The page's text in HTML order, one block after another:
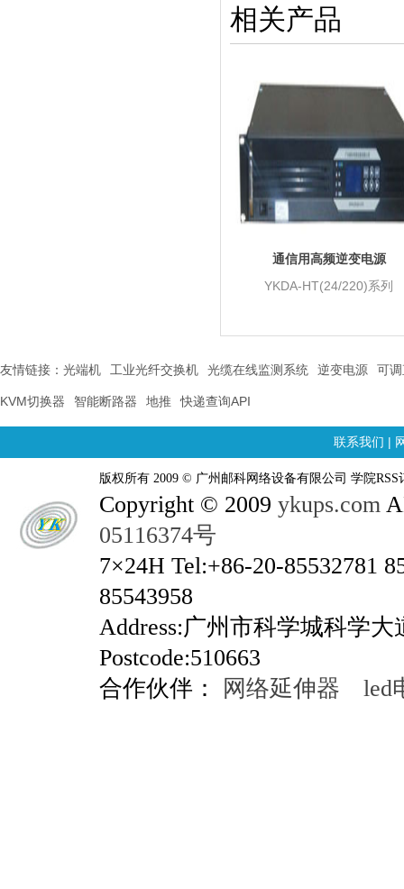
相关产品
通信用高频逆变电源
YKDA-HT(24/220)系列
友情链接： 光端机 工业光纤交换机 光缆在线监测系统 逆变电源 可
KVM切换器 智能断路器 地推 快递查询API
联系我们 |
版权所有 2009 © 广州邮科网络设备有限公司 学院RSS
Copyright © 2009 ykups.com
05116374号
7×24H Tel:+86-20-85532781
85543958
Address:广州市科学城科学
Postcode:510663
合作伙伴：
网络延伸器 led